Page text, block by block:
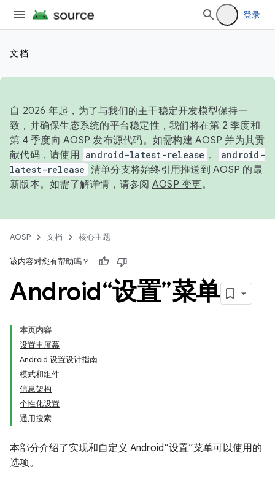
登录
文档
自 2026 年起，为了与我们的主干稳定开发模型保持一
致，并确保生态系统的平台稳定性，我们将在第 2 季度和
第 4 季度向 AOSP 发布源代码。如需构建 AOSP 并为其贡
献代码，请使用 android-latest-release 。
android-
latest-release 清单分支将始终引用推送到 AOSP 的最
新版本。如需了解详情，请参阅 AOSP 变更。
AOSP 文档 核心主题
该内容对您有帮助吗？
Android“设置”菜单
本页内容
设置主屏幕
Android 设置设计指南
模式和组件
信息架构
个性化设置
通用搜索
本部分介绍了实现和自定义 Android“设置”菜单可以使用的
选项。